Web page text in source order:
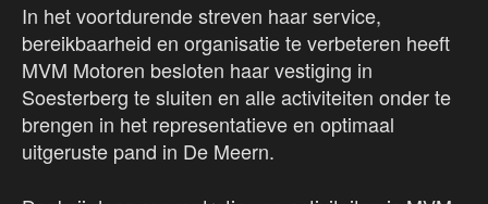
In het voortdurende streven haar service,
bereikbaarheid en organisatie te verbeteren heeft
MVM Motoren besloten haar vestiging in
Soesterberg te sluiten en alle activiteiten onder te
brengen in het representatieve en optimaal
uitgeruste pand in De Meern.